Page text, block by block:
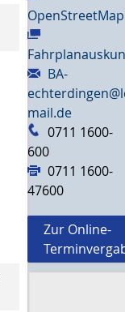
OpenStreetMap
BA-
mail.de
0711 1600-
600
0711 1600-
47600
Zur Online-